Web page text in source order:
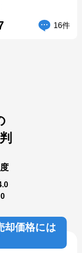
16件
0
却価格には